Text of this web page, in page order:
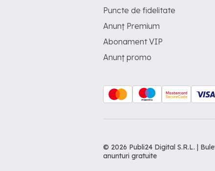
Puncte de fidelitate
Anunț Premium
Abonament VIP
Anunț promo
© 2026 Publi24 Digital S.R.L. |
anunturi gratuite